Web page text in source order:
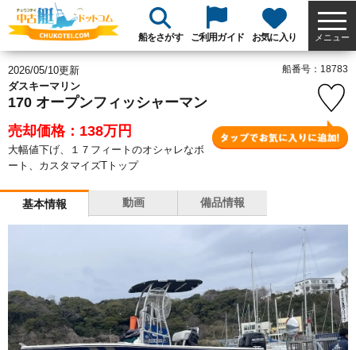
船をさがす ご利用ガイド お気に入り メニュー
2026/05/10更新
ダスキーマリン
170 オープンフィッシャーマン
売却価格：138万円
大幅値下げ、１７フィートのオシャレなボ
ート、カスタマイズTトップ
船番号：18783
基本情報 動画 備品情報